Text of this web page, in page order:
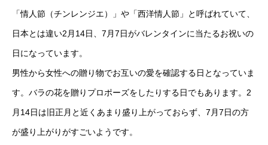
「情人節（チンレンジエ）」や「西洋情人節」と呼ばれていて、
日本とは違い2月14日、7月7日がバレンタインに当たるお祝いの
日になっています。
男性から女性への贈り物でお互いの愛を確認する日となっていま
す。バラの花を贈りプロポーズをしたりする日でもあります。2
月14日は旧正月と近くあまり盛り上がっておらず、7月7日の方
が盛り上がりがすごいようです。